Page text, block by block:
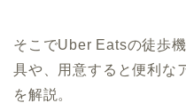
そこでUber Eatsの徒歩
具や、用意すると便利な
を解説。